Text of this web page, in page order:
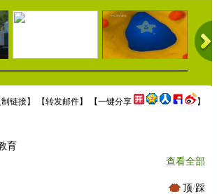
链接】 【转发邮件】 【一键分享 】
育
查看全部
顶/踩